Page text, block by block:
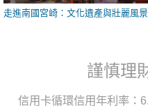
走進南國宮崎：文化遺產與壯麗風
謹慎理
信用卡循環信用年利率：